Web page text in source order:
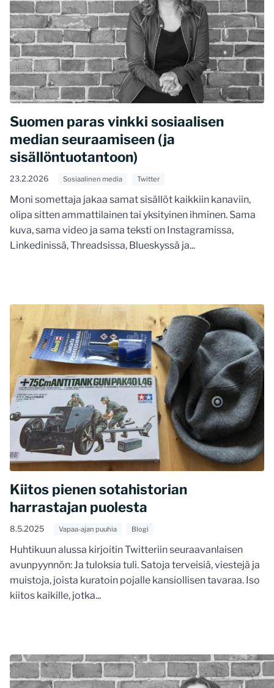
Suomen paras vinkki sosiaalisen
median seuraamiseen (ja
sisällöntuotantoon)
23.2.2026 Sosiaalinen media Twitter
Moni somettaja jakaa samat sisällöt kaikkiin kanaviin,
olipa sitten ammattilainen tai yksityinen ihminen. Sama
kuva, sama video ja sama teksti on Instagramissa,
Linkedinissä, Threadsissa, Blueskyssä ja...
Kiitos pienen sotahistorian
harrastajan puolesta
8.5.2025 Vapaa-ajan puuhia Blogi
Huhtikuun alussa kirjoitin Twitteriin seuraavanlaisen
avunpyynnön: Ja tuloksia tuli. Satoja terveisiä, viestejä ja
muistoja, joista kuratoin pojalle kansiollisen tavaraa. Iso
kiitos kaikille, jotka...